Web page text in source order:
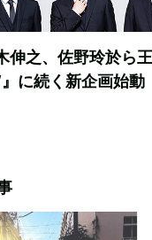
伸之、佐野玲於ら
』に続く新企画始動